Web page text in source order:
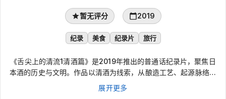
暂无评分 2019
纪录 美食 纪录片 旅行
《舌尖上的清流1清酒篇》是2019年推出的普通话纪录片，聚焦日
本酒的历史与文明。作品以清酒为线索，从酿造工艺、起源脉络和
历史传承谈起，梳理其与中国文化的渊源；镜头走进京都、奈良等
知名酒造，记录酿酒高人和家族传承人的讲述，在酒香与旅行见闻
展开更多